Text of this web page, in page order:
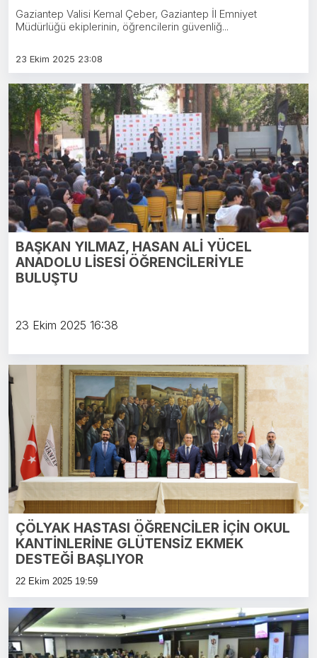
Gaziantep Valisi Kemal Çeber, Gaziantep İl Emniyet
Müdürlüğü ekiplerinin, öğrencilerin güvenliğ...
23 Ekim 2025 23:08
BAŞKAN YILMAZ, HASAN ALİ YÜCEL
ANADOLU LİSESİ ÖĞRENCİLERİYLE
BULUŞTU
23 Ekim 2025 16:38
ÇÖLYAK HASTASI ÖĞRENCİLER İÇİN OKUL
KANTİNLERİNE GLÜTENSİZ EKMEK
DESTEĞİ BAŞLIYOR
22 Ekim 2025 19:59